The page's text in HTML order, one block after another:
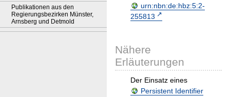
Publikationen aus den
Regierungsbezirken Münster,
Arnsberg und Detmold
urn:nbn:de:hbz:5:2-
255813
Nähere
Erläuterungen
Der Einsatz eines
Persistent Identifier